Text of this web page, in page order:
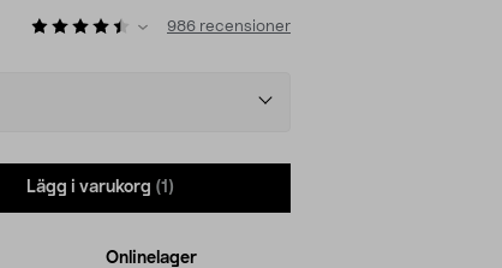
986 recensioner
Lägg i varukorg (1)
Onlinelager